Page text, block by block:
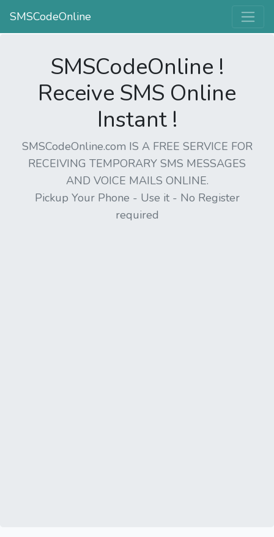
SMSCodeOnline
SMSCodeOnline !
Receive SMS Online
Instant !
SMSCodeOnline.com IS A FREE SERVICE FOR
RECEIVING TEMPORARY SMS MESSAGES
AND VOICE MAILS ONLINE.
Pickup Your Phone - Use it - No Register
required